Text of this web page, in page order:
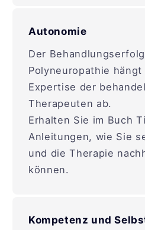
Autonomie
Der
Polyneuropathie
Expertise der
Therapeuten ab.
Erhalten Sie im Buch
Anleitungen, wie Sie
und die Therapie
können.
Kompetenz und